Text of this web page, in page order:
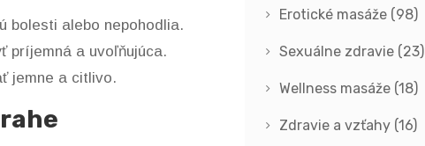
bolesti alebo nepohodlia.
príjemná a uvoľňujúca.
jemne a citlivo.
Erotické masáže (98)
Sexuálne zdravie (23)
Wellness masáže (18)
Zdravie a vzťahy (16)